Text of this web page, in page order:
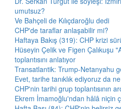
umutsuz?
Ve Bahçeli de Kılıçdaroğlu dedi
CHP'de taraflar anlaşabilir mi?
Haftaya Bakış (319): CHP krizi
Hüseyin Çelik ve Figen Çalıkuşu
toplantısını anlatıyor
Transatlantik: Trump-Netanyahu
Evet, tarihe tanıklık ediyoruz da
CHP'nin tarihi grup toplantısının
Ekrem İmamoğlu'ndan hâlâ niçin